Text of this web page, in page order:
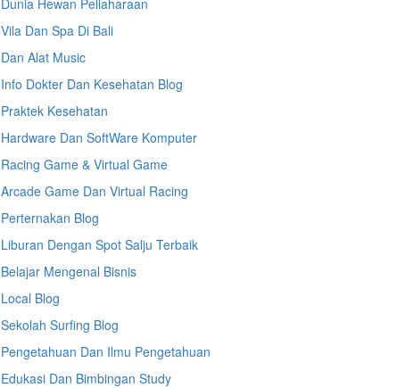
Dunia Hewan Peliaharaan
Vila Dan Spa Di Bali
Dan Alat Music
Info Dokter Dan Kesehatan Blog
Praktek Kesehatan
Hardware Dan SoftWare Komputer
Racing Game & Virtual Game
Arcade Game Dan Virtual Racing
Perternakan Blog
Liburan Dengan Spot Salju Terbaik
Belajar Mengenal Bisnis
Local Blog
Sekolah Surfing Blog
Pengetahuan Dan Ilmu Pengetahuan
Edukasi Dan Bimbingan Study